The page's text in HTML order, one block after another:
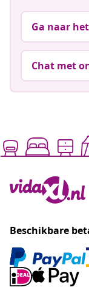
Ga naar
Chat met
Beschikbare